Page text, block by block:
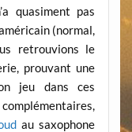
quasiment pas
(normal,
retrouvions le
prouvant une
jeu dans ces
au saxophone